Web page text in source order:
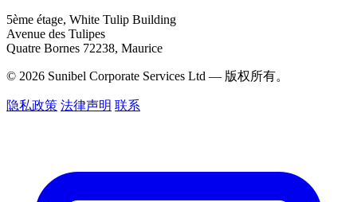
5ème étage, White Tulip Building
Avenue des Tulipes
Quatre Bornes 72238, Maurice
© 2026 Sunibel Corporate Services Ltd — 版权所有。
隐私政策 法律声明 联系